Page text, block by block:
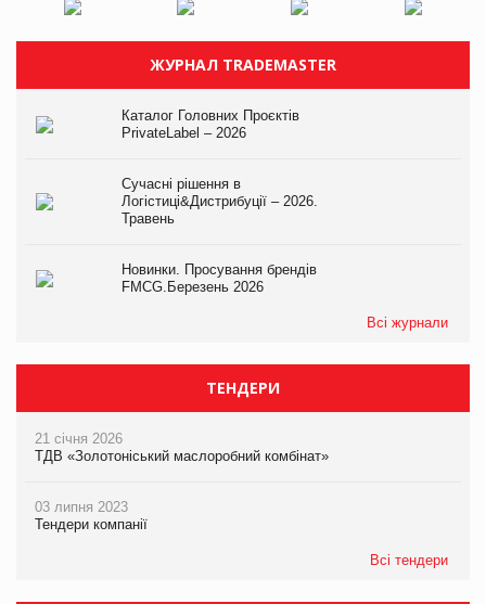
ЖУРНАЛ TRADEMASTER
Каталог Головних Проєктів
PrivateLabel – 2026
Сучасні рішення в
Логістиці&Дистрибуції – 2026.
Травень
Новинки. Просування брендів
FMCG.Березень 2026
Всі журнали
ТЕНДЕРИ
21 січня 2026
ТДВ «Золотоніський маслоробний комбінат»
03 липня 2023
Тендери компанії
Всі тендери